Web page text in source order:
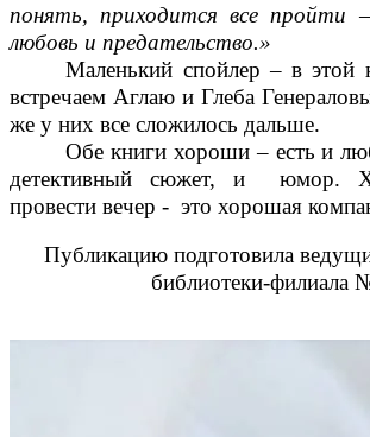
понять, приходится все пройти
любовь и предательство.»
Маленький спойлер – в этой
встречаем Аглаю и Глеба
же у них все сложилось дальше.
Обе книги хороши – есть и
детективный сюжет, и юмор.
провести вечер - это хорошая
Публикацию подготовила
библиотеки-филиала